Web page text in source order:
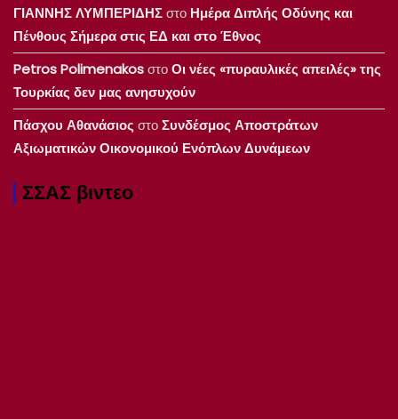
ΓΙΑΝΝΗΣ ΛΥΜΠΕΡΙΔΗΣστο Ημέρα Διπλής Οδύνης και
Πένθους Σήμερα στις ΕΔ και στο Έθνος
Petros PolimenakosστοΟι νέες «πυραυλικές απειλές» της
Τουρκίας δεν μας ανησυχούν
Πάσχου ΑθανάσιοςστοΣυνδέσμος Αποστράτων
Αξιωματικών Οικονομικού Ενόπλων Δυνάμεων
ΣΣΑΣ βιντεο